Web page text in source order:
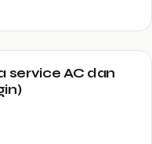
service AC dan